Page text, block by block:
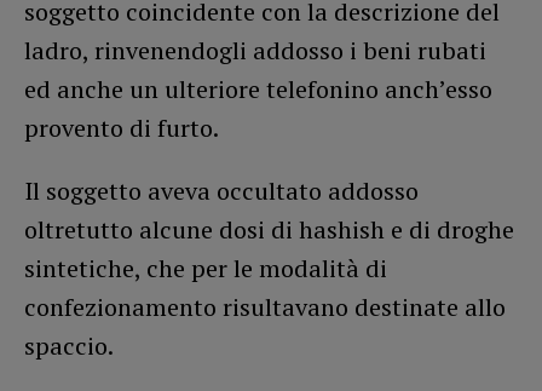
soggetto coincidente con la descrizione del
ladro, rinvenendogli addosso i beni rubati
ed anche un ulteriore telefonino anch’esso
provento di furto.
Il soggetto aveva occultato addosso
oltretutto alcune dosi di hashish e di droghe
sintetiche, che per le modalità di
confezionamento risultavano destinate allo
spaccio.